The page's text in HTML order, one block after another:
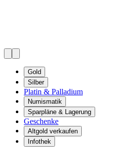
Gold
Silber
Platin & Palladium
Numismatik
Sparpläne & Lagerung
Geschenke
Altgold verkaufen
Infothek